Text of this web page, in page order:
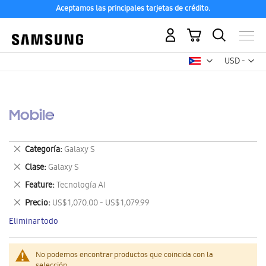
Aceptamos las principales tarjetas de crédito.
USD -
dólar
Mi carrito
Mobile
No podemos encontrar productos que coincida con la
Categoría Galaxy S
Eliminar
este
artículo
Clase Galaxy S
Eliminar
este
artículo
Feature Tecnología AI
Eliminar
este
artículo
Precio US$ 1,070.00 - US$ 1,079.99
Eliminar
este
artículo
Eliminar todo